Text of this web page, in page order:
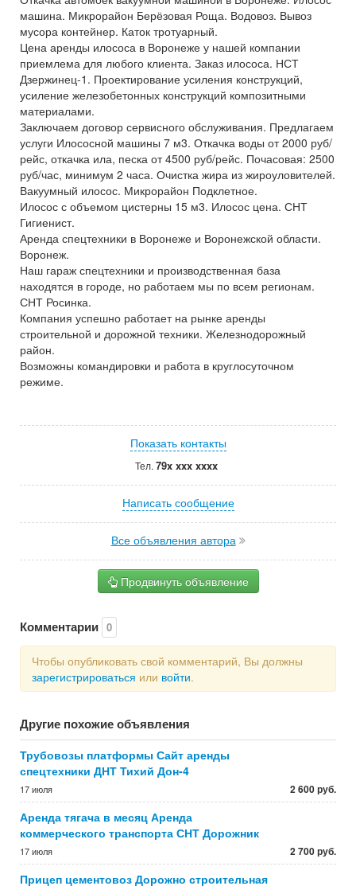
машина. Микрорайон Берёзовая Роща. Водовоз. Вывоз
мусора контейнер. Каток тротуарный.
Цена аренды илососа в Воронеже у нашей компании
приемлема для любого клиента. Заказ илососа. НСТ
Дзержинец-1. Проектирование усиления конструкций,
усиление железобетонных конструкций композитными
материалами.
Заключаем договор сервисного обслуживания. Предлагаем
услуги Илососной машины 7 м3. Откачка воды от 2000 руб/
рейс, откачка ила, песка от 4500 руб/рейс. Почасовая: 2500
руб/час, минимум 2 часа. Очистка жира из жироуловителей.
Вакуумный илосос. Микрорайон Подклетное.
Илосос с объемом цистерны 15 м3. Илосос цена. СНТ
Гигиенист.
Аренда спецтехники в Воронеже и Воронежской области.
Воронеж.
Наш гараж спецтехники и производственная база
находятся в городе, но работаем мы по всем регионам.
СНТ Росинка.
Компания успешно работает на рынке аренды
строительной и дорожной техники. Железнодорожный
район.
Возможны командировки и работа в круглосуточном
режиме.
Показать контакты
Тел. 79x xxx xxxx
Написать сообщение
Все объявления автора
Продвинуть объявление
Комментарии 0
Чтобы опубликовать свой комментарий, Вы должны
зарегистрироваться или войти.
Другие похожие объявления
Трубовозы платформы Сайт аренды
спецтехники ДНТ Тихий Дон-4
17 июля 2 600 руб.
Аренда тягача в месяц Аренда
коммерческого транспорта СНТ Дорожник
17 июля 2 700 руб.
Прицеп цементовоз Дорожно строительная